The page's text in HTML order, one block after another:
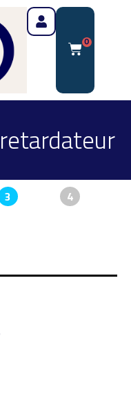
0
3 4